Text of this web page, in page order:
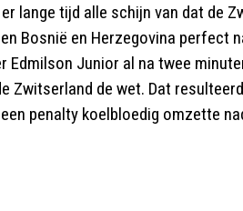
lange tijd alle schijn van dat de
Bosnië en Herzegovina perfect
Edmilson Junior al na twee
Zwitserland de wet. Dat
penalty koelbloedig omzette